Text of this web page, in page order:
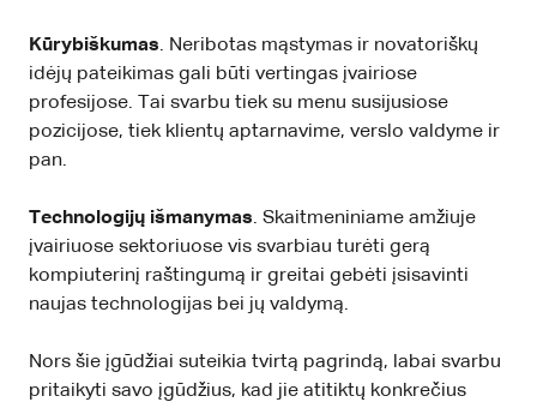
Kūrybiškumas. Neribotas mąstymas ir novatoriškų
idėjų pateikimas gali būti vertingas įvairiose
profesijose. Tai svarbu tiek su menu susijusiose
pozicijose, tiek klientų aptarnavime, verslo valdyme ir
pan.
Technologijų išmanymas. Skaitmeniniame amžiuje
įvairiuose sektoriuose vis svarbiau turėti gerą
kompiuterinį raštingumą ir greitai gebėti įsisavinti
naujas technologijas bei jų valdymą.
Nors šie įgūdžiai suteikia tvirtą pagrindą, labai svarbu
pritaikyti savo įgūdžius, kad jie atitiktų konkrečius